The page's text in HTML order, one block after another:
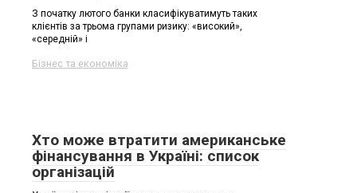
З початку лютого банки класифікуватимуть таких
клієнтів за трьома групами ризику: «високий»,
«середній» і
Бізнес та економіка
Хто може втратити американське
фінансування в Україні: список
організацій